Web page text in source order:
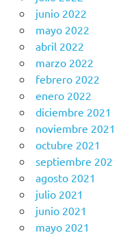
junio 2022
mayo 2022
abril 2022
marzo 2022
febrero 2022
enero 2022
diciembre 2021
noviembre 2021
octubre 2021
septiembre
agosto 2021
julio 2021
junio 2021
mayo 2021